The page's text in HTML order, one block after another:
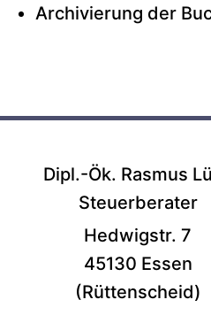
Archivierung der
Dipl.-Ök. Rasmus
Steuerberater
Hedwigstr. 7
45130 Essen
(Rüttenscheid)